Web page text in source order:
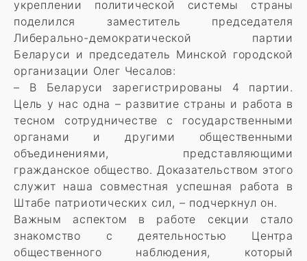
укреплении политической системы страны
поделился заместитель председателя
Либерально-демократической партии
Беларуси и председатель Минской городской
организации Олег Чесалов:
– В Беларуси зарегистрированы 4 партии.
Цель у нас одна – развитие страны и работа в
тесном сотрудничестве с государственными
органами и другими общественными
объединениями, представляющими
гражданское общество. Доказательством этого
служит наша совместная успешная работа в
Штабе патриотических сил, – подчеркнул он.
Важным аспектом в работе секции стало
знакомство с деятельностью Центра
общественного наблюдения, который